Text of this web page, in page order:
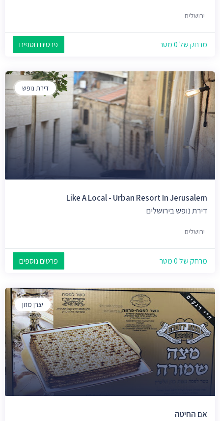
ירושלים
מרחק של 0 מטר פרטים נוספים
דירת נופש
Like A Local - Urban Resort In Jerusalem
דירת נופש בירושלים
ירושלים
מרחק של 0 מטר פרטים נוספים
יצרן מזון
אם החיטה